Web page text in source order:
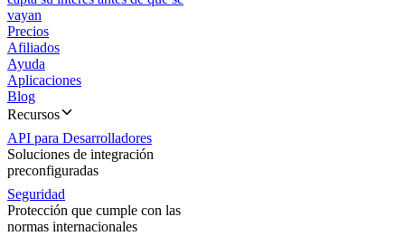
vayan
Precios
Afiliados
Ayuda
Aplicaciones
Blog
Recursos
API para Desarrolladores
Soluciones de integración
preconfiguradas
Seguridad
Protección que cumple con las
normas internacionales